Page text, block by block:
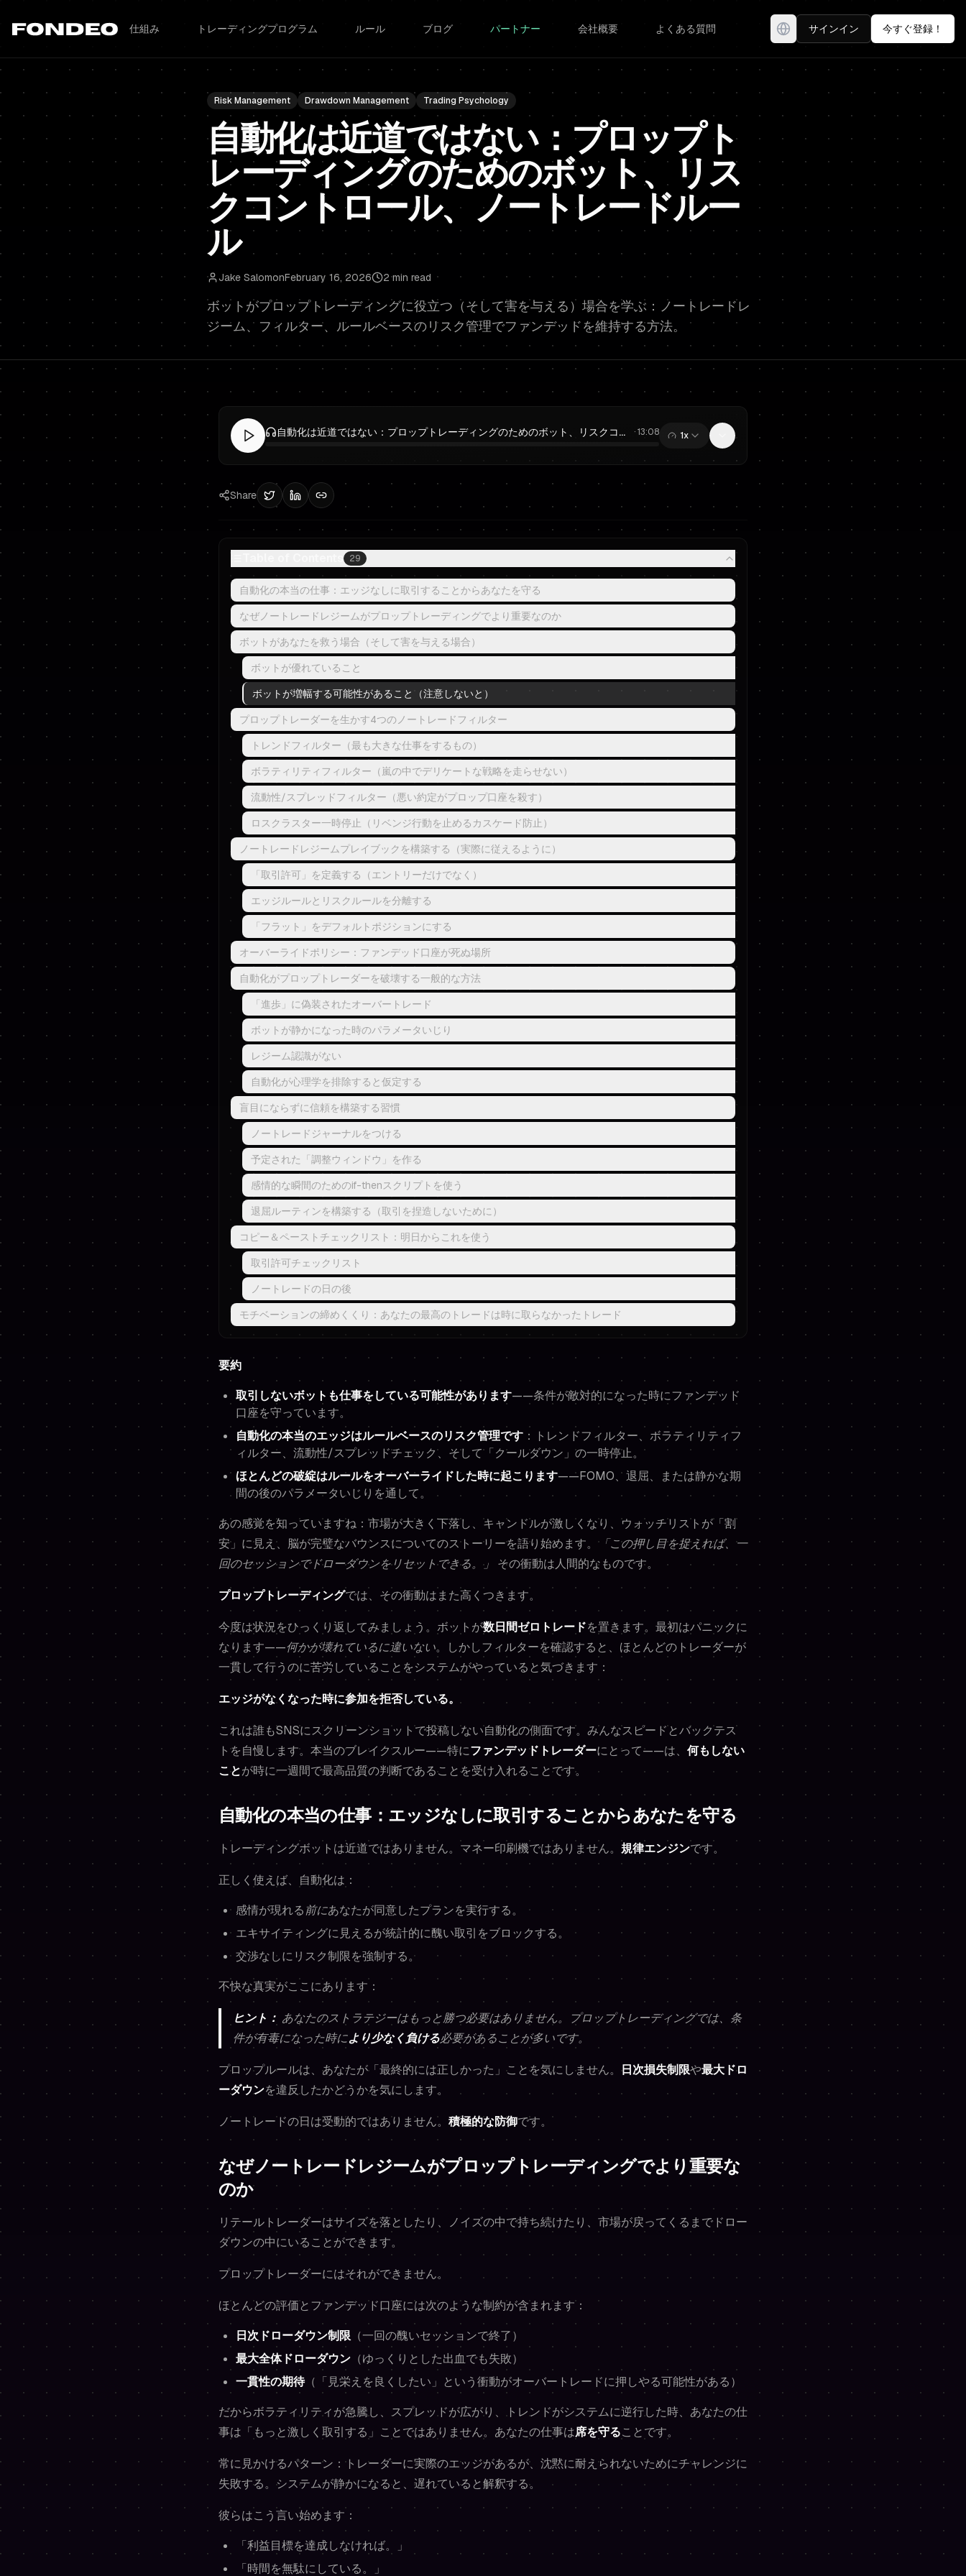
仕組み トレーディングプログラム ルール ブログ パートナー 会社概要 よくある質問 サインイン 今すぐ登録！
Risk Management Drawdown Management Trading Psychology
自動化は近道ではない：プロップト
レーディングのためのボット、リス
クコントロール、ノートレードルー
ル
Jake SalomonFebruary 16, 2026 2 min read
ボットがプロップトレーディングに役立つ（そして害を与える）場合を学ぶ：ノートレードレ
ジーム、フィルター、ルールベースのリスク管理でファンデッドを維持する方法。
自動化は近道ではない：プロップトレーディングのためのボット、リスクコントロール、ノートレードルール ·13:08 1x
0:00
13:08
Share
29
自動化の本当の仕事：エッジなしに取引することからあなたを守る
なぜノートレードレジームがプロップトレーディングでより重要なのか
ボットがあなたを救う場合（そして害を与える場合）
ボットが優れていること
ボットが増幅する可能性があること（注意しないと）
プロップトレーダーを生かす4つのノートレードフィルター
トレンドフィルター（最も大きな仕事をするもの）
ボラティリティフィルター（嵐の中でデリケートな戦略を走らせない）
流動性/スプレッドフィルター（悪い約定がプロップ口座を殺す）
ロスクラスター一時停止（リベンジ行動を止めるカスケード防止）
ノートレードレジームプレイブックを構築する（実際に従えるように）
「取引許可」を定義する（エントリーだけでなく）
エッジルールとリスクルールを分離する
「フラット」をデフォルトポジションにする
オーバーライドポリシー：ファンデッド口座が死ぬ場所
自動化がプロップトレーダーを破壊する一般的な方法
「進歩」に偽装されたオーバートレード
ボットが静かになった時のパラメータいじり
レジーム認識がない
自動化が心理学を排除すると仮定する
盲目にならずに信頼を構築する習慣
ノートレードジャーナルをつける
予定された「調整ウィンドウ」を作る
感情的な瞬間のためのif-thenスクリプトを使う
退屈ルーティンを構築する（取引を捏造しないために）
コピー＆ペーストチェックリスト：明日からこれを使う
取引許可チェックリスト
ノートレードの日の後
モチベーションの締めくくり：あなたの最高のトレードは時に取らなかったトレード
要約
取引しないボットも仕事をしている可能性があります——条件が敵対的になった時にファンデッド
口座を守っています。
自動化の本当のエッジはルールベースのリスク管理です ：トレンドフィルター、ボラティリティフ
ィルター、流動性/スプレッドチェック、そして「クールダウン」の一時停止。
ほとんどの破綻はルールをオーバーライドした時に起こります——FOMO、退屈、または静かな期
間の後のパラメータいじりを通して。
あの感覚を知っていますね：市場が大きく下落し、キャンドルが激しくなり、ウォッチリストが「割
安」に見え、脳が完璧なバウンスについてのストーリーを語り始めます。 「この押し目を捉えれば、一
回のセッションでドローダウンをリセットできる。」
その衝動は人間的なものです。
プロップトレーディングでは、その衝動はまた高くつきます。
今度は状況をひっくり返してみましょう。ボットが数日間ゼロトレードを置きます。最初はパニックに
なります——何かが壊れているに違いない。しかしフィルターを確認すると、ほとんどのトレーダーが
一貫して行うのに苦労していることをシステムがやっていると気づきます：
エッジがなくなった時に参加を拒否している。
これは誰もSNSにスクリーンショットで投稿しない自動化の側面です。みんなスピードとバックテス
トを自慢します。本当のブレイクスルー——特にファンデッドトレーダーにとって——は、 何もしない
ことが時に一週間で最高品質の判断であることを受け入れることです。
自動化の本当の仕事：エッジなしに取引することからあなたを守る
トレーディングボットは近道ではありません。マネー印刷機ではありません。 規律エンジンです。
正しく使えば、自動化は：
感情が現れる前にあなたが同意したプランを実行する。
エキサイティングに見えるが統計的に醜い取引をブロックする。
交渉なしにリスク制限を強制する。
不快な真実がここにあります：
ヒント： あなたのストラテジーはもっと勝つ必要はありません。プロップトレーディングでは、条
件が有毒になった時により少なく負ける必要があることが多いです。
プロップルールは、あなたが「最終的には正しかった」ことを気にしません。 日次損失制限や最大ドロ
ーダウンを違反したかどうかを気にします。
ノートレードの日は受動的ではありません。 積極的な防御です。
なぜノートレードレジームがプロップトレーディングでより重要な
のか
リテールトレーダーはサイズを落としたり、ノイズの中で持ち続けたり、市場が戻ってくるまでドロー
ダウンの中にいることができます。
プロップトレーダーにはそれができません。
ほとんどの評価とファンデッド口座には次のような制約が含まれます：
日次ドローダウン制限 （一回の醜いセッションで終了）
最大全体ドローダウン （ゆっくりとした出血でも失敗）
一貫性の期待（「見栄えを良くしたい」という衝動がオーバートレードに押しやる可能性がある）
だからボラティリティが急騰し、スプレッドが広がり、トレンドがシステムに逆行した時、あなたの仕
事は「もっと激しく取引する」ことではありません。あなたの仕事は席を守ることです。
常に見かけるパターン：トレーダーに実際のエッジがあるが、沈黙に耐えられないためにチャレンジに
失敗する。システムが静かになると、遅れていると解釈する。
彼らはこう言い始めます：
「利益目標を達成しなければ。」
「時間を無駄にしている。」